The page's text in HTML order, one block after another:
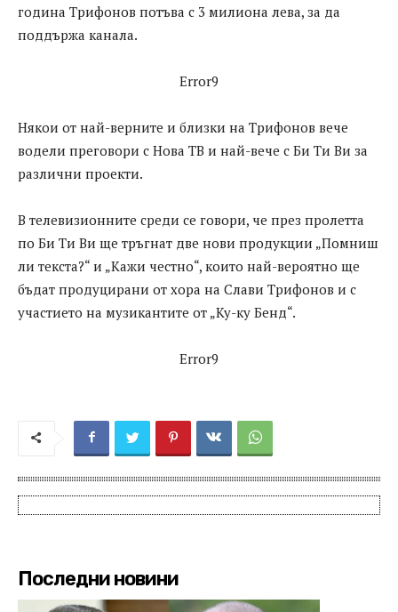
година Трифонов потъва с 3 милиона лева, за да
поддържа канала.
Error9
Някои от най-верните и близки на Трифонов вече
водели преговори с Нова ТВ и най-вече с Би Ти Ви за
различни проекти.
В телевизионните среди се говори, че през пролетта
по Би Ти Ви ще тръгнат две нови продукции „Помниш
ли текста?“ и „Кажи честно“, които най-вероятно ще
бъдат продуцирани от хора на Слави Трифонов и с
участието на музикантите от „Ку-ку Бенд“.
Error9
Последни новини